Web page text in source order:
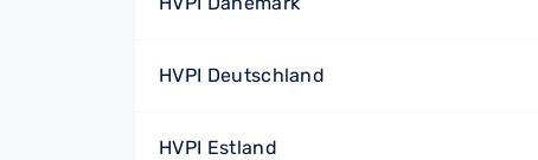
HVPI Deutschland
HVPI Estland